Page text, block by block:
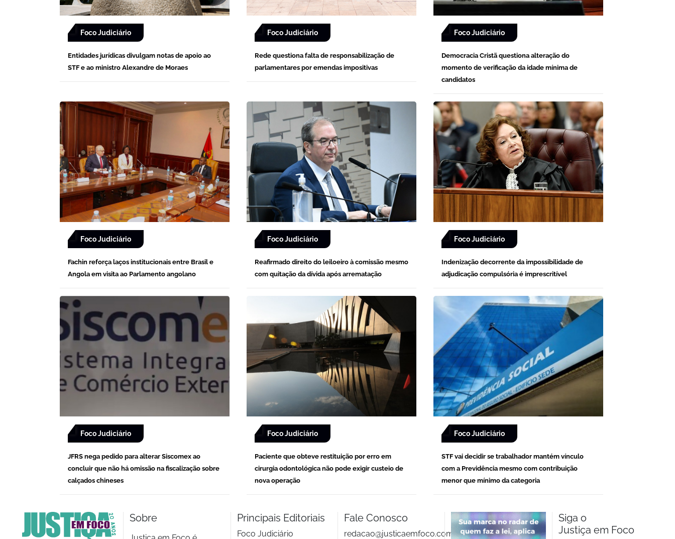
Foco Judiciário
Entidades jurídicas divulgam notas de apoio ao
STF e ao ministro Alexandre de Moraes
Foco Judiciário
Rede questiona falta de responsabilização de
parlamentares por emendas impositivas
Foco Judiciário
Democracia Cristã questiona alteração do
momento de verificação da idade mínima de
candidatos
Foco Judiciário
Fachin reforça laços institucionais entre Brasil e
Angola em visita ao Parlamento angolano
Foco Judiciário
Reafirmado direito do leiloeiro à comissão mesmo
com quitação da dívida após arrematação
Foco Judiciário
Indenização decorrente da impossibilidade de
adjudicação compulsória é imprescritível
Foco Judiciário
JFRS nega pedido para alterar Siscomex ao
concluir que não há omissão na fiscalização sobre
calçados chineses
Foco Judiciário
Paciente que obteve restituição por erro em
cirurgia odontológica não pode exigir custeio de
nova operação
Foco Judiciário
STF vai decidir se trabalhador mantém vínculo
com a Previdência mesmo com contribuição
menor que mínimo da categoria
Sobre Principais Editoriais
Foco Judiciário
Fale Conosco
redacao@justicaemfoco.com.br
Siga o
Justiça em Foco